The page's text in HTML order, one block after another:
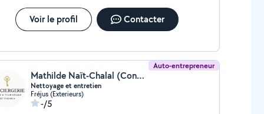
Voir le profil Contacter
Auto-entrepreneur
Mathilde Naït-Chalal (Conciergerie privée et touristique)
Nettoyage et entretien
Fréjus (Exterieurs)
-/5